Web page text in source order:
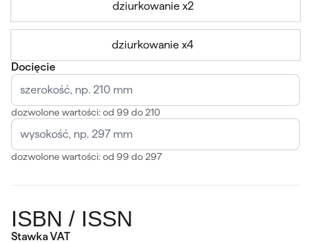
dziurkowanie x2
dziurkowanie x4
Docięcie
dozwolone wartości: od 99 do 210
dozwolone wartości: od 99 do 297
ISBN / ISSN
Stawka VAT